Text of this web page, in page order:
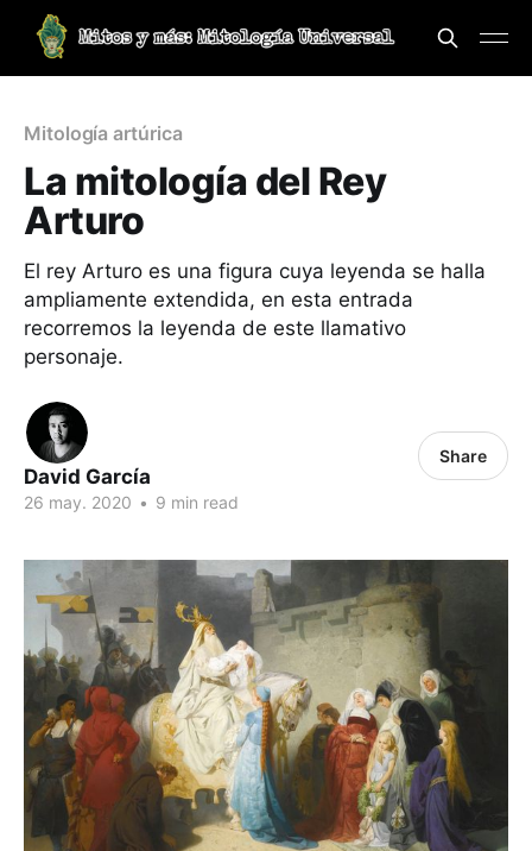
Mitología artúrica
La mitología del Rey
Arturo
El rey Arturo es una figura cuya leyenda se halla
ampliamente extendida, en esta entrada
recorremos la leyenda de este llamativo
personaje.
David García
26 may. 2020 • 9 min read
Share